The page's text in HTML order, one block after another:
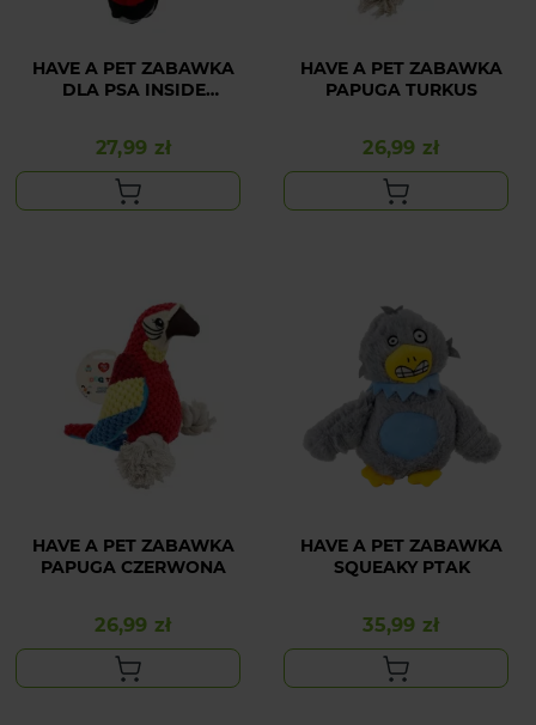
HAVE A PET ZABAWKA
DLA PSA INSIDE
Cena
27,99 zł
HAVE A PET ZABAWKA
PAPUGA TURKUS
Cena
26,99 zł
HAVE A PET ZABAWKA
PAPUGA CZERWONA
Cena
26,99 zł
HAVE A PET ZABAWKA
SQUEAKY PTAK
Cena
35,99 zł